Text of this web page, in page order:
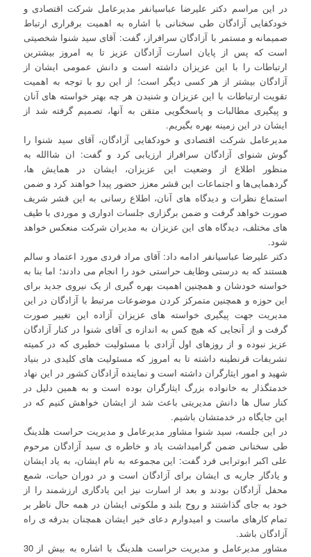
در این مراسم دکتر علیرضا عباسیانفر مدیرعامل شرکت اقتصادی و
خودکفایی آزادگان طی سخنانی با اشاره به اهمیت برقراری ارتباط
صمیمانه و مستمر با آزادگان سرافراز، گفت: آقای سید شنوا شخصیتی
است که پس از پایان اسارت آزادگان عزیز تا به امروز بیشترین
ارتباطات را با این عزیزان داشته است و دانش عمومی ایشان از
آزادگان بیشتر از هر کسی دیگر است؛ از این رو با توجه به اهمیت
تقویت ارتباطات با این عزیزان و شنیدن هر چه بهتر خواسته های آنان
و پیگیری مطالبات و پاسخگویی متقن به آنها، تصمیم گرفته شد از
ایشان در این زمینه بهره بگیریم.
مدیرعامل شرکت اقتصادی و خودکفایی آزادگان، آقای سید شنوا را
گوش شنوای آزادگان سرافراز ارزیابی کرد و گفت: ان شاالله به
منظور اطلاع از وضعیت این عزیزان، ایشان در همایش ها،
گردهمایی‌ها و اجتماعات این قشر معزز حضور پیدا خواهند کرد و ضمن
استماع نظرات و دیدگاه های آنان، اطلاع رسانی به این قشر شریف
صورت خواهد گرفت و ضمن برگزاری جلسات ادواری و موردی با طیف
های مختلف، دیدگاه های این عزیزان به مدیران شرکت منعکس خواهد
شود.
دکتر علیرضا عباسیانفر ادامه داد: آقای مراد فردی مورد اعتماد و سالم
هستند که به درستی وظایف حراستی خود را انجام می دادند؛ اما بنا به
خواسته خودشان و همچنین اهمیت بهره گیری از یک نیروی جدید برای
این حوزه و همچنین متمرکز کردن موضوعات مرتبط با آزادگان در این
مدیریت جهت پیگیری خواسته های عزیزان آزاده این تغییر صورت
گرفت و از آنجایی که هیچ کس به اندازه ی آقای شنوا در کنار آزادگان
عزیز نبوده و از روزهای اول آزادی با مسئولیت خطیری که در کمیته
تشریفات قرنطینه داشته تا به امروز که مسئولیت های کلیدی در بنیاد
شهید و امور ایثارگران داشته است و نماینده آزادگان کشور در این نهاد
خدمتگذار به خانواده بزرگ ایثارگران بوده است و به همین دلیل در
کنار سال ها دانش مدیریتی باعث شد از ایشان خواهش کنیم که در
این جایگاه در خدمتشان باشیم.
در این جلسه، سید شنوا مشاور مدیرعامل و مدیریت حراست هلدینگ
طی سخنانی ضمن گرامیداشت یاد و خاطره ی سید آزادگان مرحوم
علی اکبر ابوترابی فرد گفت: این مجموعه به نام ایشان، به یاد ایشان
و یادگار جاریه ی ایشان برای آزادگان است و در دوران حیات، شمع
محفل آزادگان بودند و بعد از اسارت نیز این یادگاری ارزشمند را از
خود به جای گذاشتند و روح بلند و ملکوتی ایشان در همه حال ناظر بر
تمام کارهای ماست و امیدوارم دعای خیر ایشان همچنان بدرقه ی راه
آزادگان باشد.
مشاور مدیرعامل و مدیریت حراست هلدینگ با اشاره به بیش از 30